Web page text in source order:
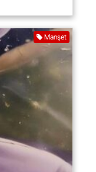
Manşet